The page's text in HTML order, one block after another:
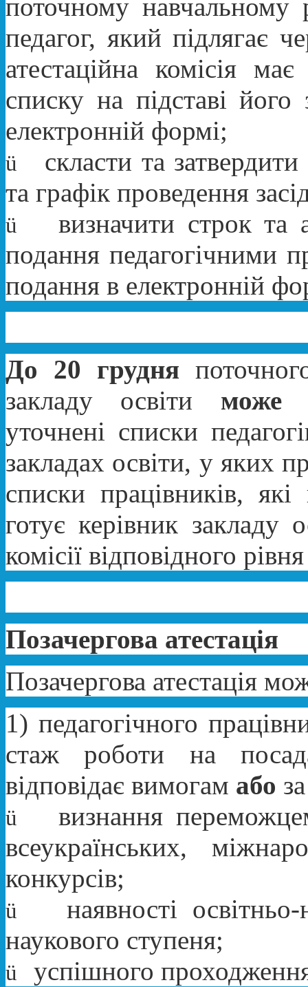
поточному
педагог, який підлягає
атестаційна комісія
списку на підставі
електронній формі;
ü
скласти та
та графік проведення
ü
визначити строк та
подання педагогічними
подання в електронній
До 20 грудня
закладу освіти може
уточнені списки
закладах освіти, у яких
списки працівників, які
готує керівник закладу
комісії відповідного
Позачергова атестація
Позачергова атестація
1) педагогічного
стаж роботи на
відповідає вимогам або
ü
визнання
всеукраїнських,
конкурсів;
ü
наявності
наукового ступеня;
ü
успішного